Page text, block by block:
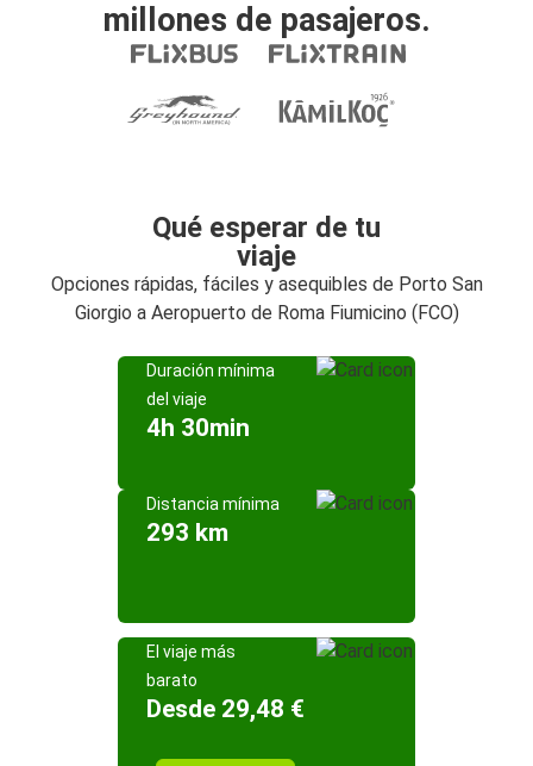
millones de pasajeros.
Qué esperar de tu
viaje
Opciones rápidas, fáciles y asequibles de Porto San
Giorgio a Aeropuerto de Roma Fiumicino (FCO)
Duración mínima
del viaje
4h 30min
Distancia mínima
293 km
El viaje más
barato
Desde 29,48 €